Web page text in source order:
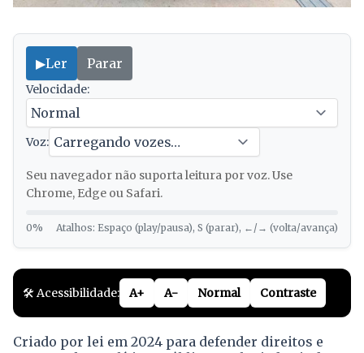
▶Ler Parar
Velocidade:
Voz:
Seu navegador não suporta leitura por voz. Use
Chrome, Edge ou Safari.
0% Atalhos: Espaço (play/pausa), S (parar), ←/→ (volta/avança)
🛠️ Acessibilidade: A+ A- Normal Contraste
Criado por lei em 2024 para defender direitos e